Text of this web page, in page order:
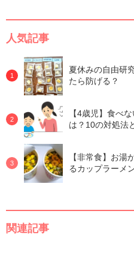
人気記事
夏休みの自由研
たら防げる？
【4歳児】食べ
は？10の対処法
【非常食】お湯
るカップラーメ
関連記事